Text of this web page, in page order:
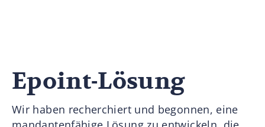
Epoint-Lösung
Wir haben recherchiert und begonnen, eine